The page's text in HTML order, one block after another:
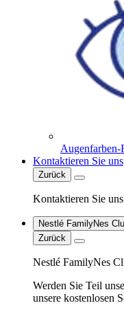
Augenfarben-
Kontaktieren Sie uns
Zurück
Kontaktieren Sie uns
Nestlé FamilyNes
Zurück
Nestlé FamilyNes
Werden Sie Teil
unsere kostenlosen